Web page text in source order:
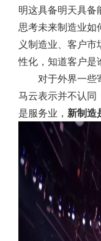
明这具备明天具备
思考未来制造业如
义制造业、客户
性化，知道客户是
对于外界一些
马云表示并不认同
是服务业， 新制造